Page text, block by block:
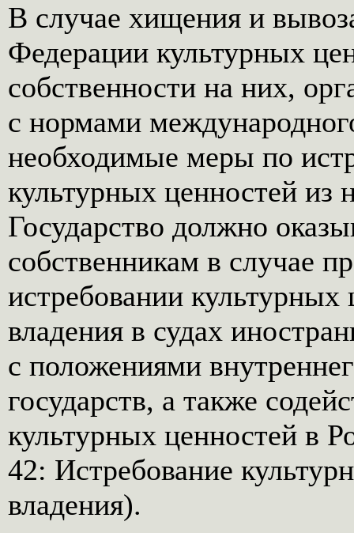
В случае хищения и
Федерации культурных
собственности на них,
с нормами
необходимые меры по
культурных ценностей из
Государство должно
собственникам в случае
истребовании культурных
владения в судах
с положениями
государств, а также
культурных ценностей в
42: Истребование
владения).